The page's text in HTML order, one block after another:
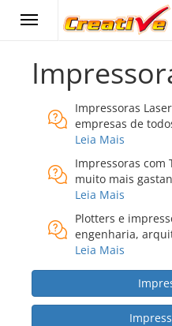
Impressoras
empresas de
Leia Mais
Impressoras com
muito mais
Leia Mais
Plotters e
engenharia,
Leia Mais